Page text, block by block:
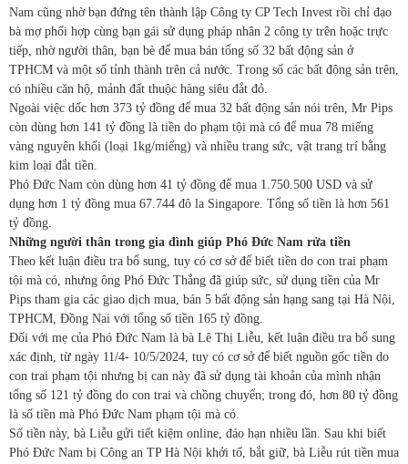
Nam cũng nhờ bạn đứng tên thành lập Công ty CP Tech Invest rồi chỉ đạo
bà mợ phối hợp cùng bạn gái sử dụng pháp nhân 2 công ty trên hoặc trực
tiếp, nhờ người thân, bạn bè để mua bán tổng số 32 bất động sản ở
TPHCM và một số tỉnh thành trên cả nước. Trong số các bất động sản trên,
có nhiều căn hộ, mảnh đất thuộc hàng siêu đắt đỏ.
Ngoài việc dốc hơn 373 tỷ đồng để mua 32 bất động sản nói trên, Mr Pips
còn dùng hơn 141 tỷ đồng là tiền do phạm tội mà có để mua 78 miếng
vàng nguyên khối (loại 1kg/miếng) và nhiều trang sức, vật trang trí bằng
kim loại đắt tiền.
Phó Đức Nam còn dùng hơn 41 tỷ đồng để mua 1.750.500 USD và sử
dụng hơn 1 tỷ đồng mua 67.744 đô la Singapore. Tổng số tiền là hơn 561
tỷ đồng.
Những người thân trong gia đình giúp Phó Đức Nam rửa tiền
Theo kết luận điều tra bổ sung, tuy có cơ sở để biết tiền do con trai phạm
tội mà có, nhưng ông Phó Đức Thắng đã giúp sức, sử dụng tiền của Mr
Pips tham gia các giao dịch mua, bán 5 bất động sản hạng sang tại Hà Nội,
TPHCM, Đồng Nai với tổng số tiền 165 tỷ đồng.
Đối với mẹ của Phó Đức Nam là bà Lê Thị Liễu, kết luận điều tra bổ sung
xác định, từ ngày 11/4- 10/5/2024, tuy có cơ sở để biết nguồn gốc tiền do
con trai phạm tội nhưng bị can này đã sử dụng tài khoản của mình nhận
tổng số 121 tỷ đồng do con trai và chồng chuyển; trong đó, hơn 80 tỷ đồng
là số tiền mà Phó Đức Nam phạm tội mà có.
Số tiền này, bà Liễu gửi tiết kiệm online, đáo hạn nhiều lần. Sau khi biết
Phó Đức Nam bị Công an TP Hà Nội khởi tố, bắt giữ, bà Liễu rút tiền mua